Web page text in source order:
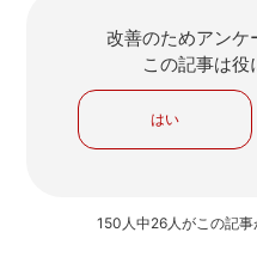
改善のためアンケ
この記事は役
はい
150人中26人がこの記